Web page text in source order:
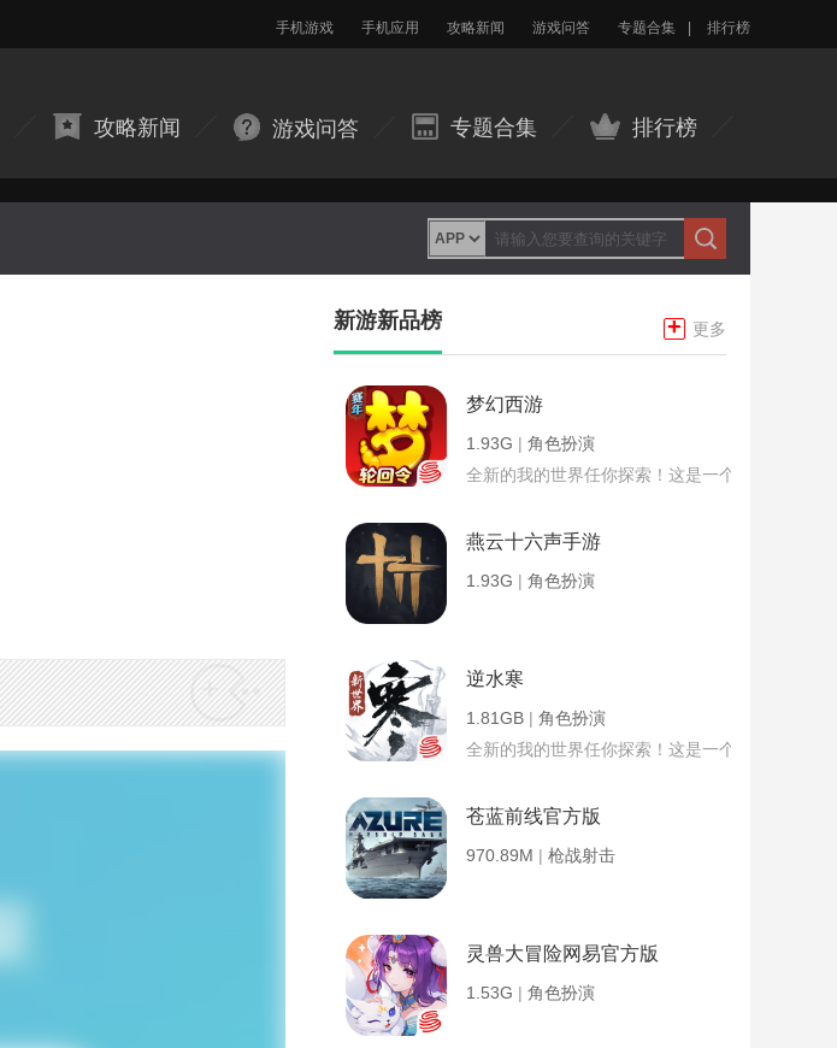
手机游戏 手机应用 攻略新闻 游戏问答 专题合集 排行榜
攻略新闻 游戏问答 专题合集 排行榜
新游新品榜 + 更多
梦幻西游
1.93G | 角色扮演
全新的我的世界任你探索！这是一个小提示字段。
燕云十六声手游
1.93G | 角色扮演
逆水寒
1.81GB | 角色扮演
全新的我的世界任你探索！这是一个小提示字段。
苍蓝前线官方版
970.89M | 枪战射击
灵兽大冒险网易官方版
1.53G | 角色扮演